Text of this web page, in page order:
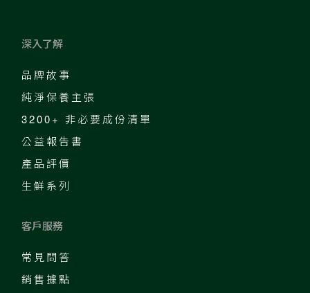
深入了解
品牌故事
純淨保養主張
3200+ 非必要成份清單
公益報告書
產品評價
生鮮系列
客戶服務
常見問答
銷售據點